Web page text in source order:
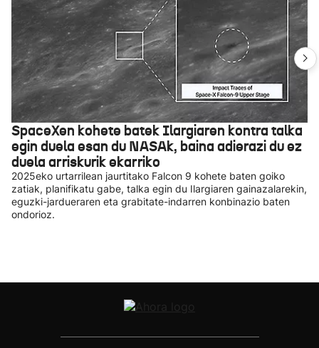
SpaceXen kohete batek Ilargiaren kontra talka
egin duela esan du NASAk, baina adierazi du ez
duela arriskurik ekarriko
2025eko urtarrilean jaurtitako Falcon 9 kohete baten goiko
zatiak, planifikatu gabe, talka egin du Ilargiaren gainazalarekin,
eguzki-jardueraren eta grabitate-indarren konbinazio baten
ondorioz.